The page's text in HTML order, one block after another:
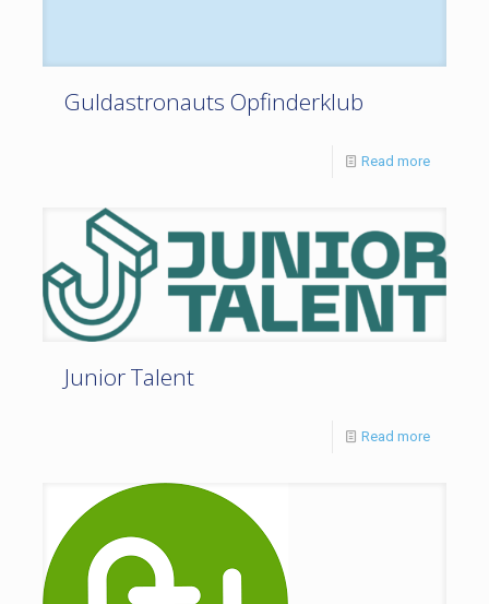
Guldastronauts Opfinderklub
Read more
Junior Talent
Read more